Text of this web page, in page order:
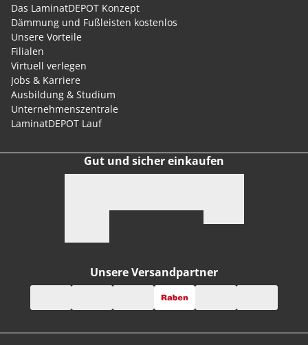
Das LaminatDEPOT Konzept
Dämmung und Fußleisten kostenlos
Unsere Vorteile
Filialen
Virtuell verlegen
Jobs & Karriere
Ausbildung & Studium
Unternehmenszentrale
LaminatDEPOT Lauf
Gut und sicher einkaufen
Unsere Versandpartner